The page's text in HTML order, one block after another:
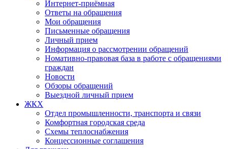
Интернет-приёмная
Ответы на обращения
Мои обращения
Письменные обращения
Личный прием
Информация о рассмотрении обращений
Номативно-правовая база в работе с обращениями
граждан
Новости
Обзоры обращений
Выездной личный прием
ЖКХ
Отдел промышленности, транспорта и связи
Комфортная городская среда
Схемы теплоснабжения
Концессионные соглашения